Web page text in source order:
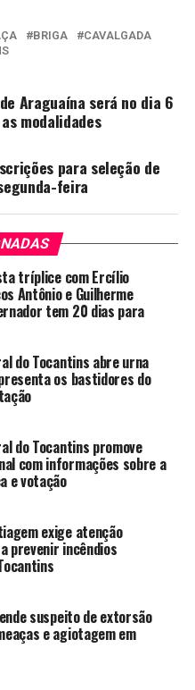
BRIGA
CAVALGADA
Araguaína será no dia 6
modalidades
para seleção de
feira
tríplice com Ercílio
Antônio e Guilherme
tem 20 dias para
do Tocantins abre urna
os bastidores do
do Tocantins promove
com informações sobre a
e votação
exige atenção
prevenir incêndios
suspeito de extorsão
e agiotagem em